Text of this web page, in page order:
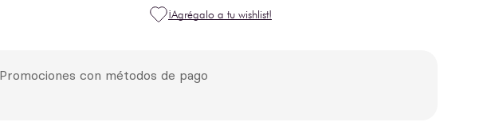
Promociones con métodos de pago